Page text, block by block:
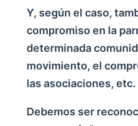
Y, según el caso,
compromiso en la
determinada
movimiento, el
las asociaciones, etc.
Debemos ser